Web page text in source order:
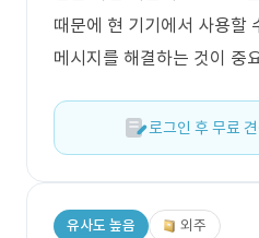
때문에 현 기기에서 사용할
메시지를 해결하는 것이 중
로그인 후 무료
유사도 높음 외주